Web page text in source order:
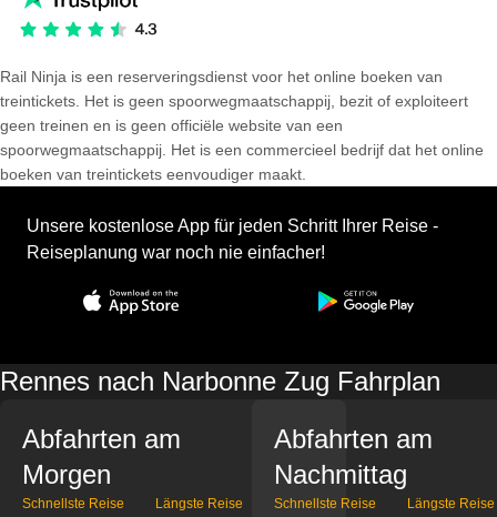
Rail Ninja is een reserveringsdienst voor het online boeken van
treintickets. Het is geen spoorwegmaatschappij, bezit of exploiteert
geen treinen en is geen officiële website van een
spoorwegmaatschappij. Het is een commercieel bedrijf dat het online
boeken van treintickets eenvoudiger maakt.
Unsere kostenlose App für jeden Schritt Ihrer Reise -
Reiseplanung war noch nie einfacher!
Rennes nach Narbonne Zug Fahrplan
Abfahrten am
Morgen
Schnellste Reise Längste Reise
Abfahrten am
Nachmittag
Schnellste Reise Längste Reise